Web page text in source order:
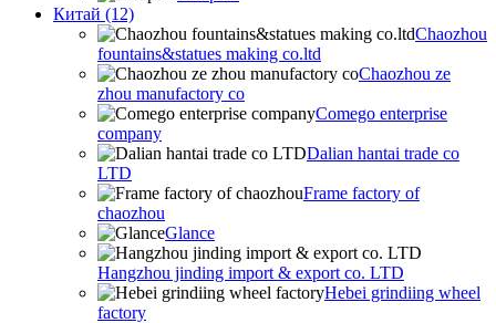
Китай (12)
Chaozhou
fountains&statues making co.ltd
Chaozhou ze
zhou manufactory co
Comego enterprise
company
Dalian hantai trade co
LTD
Frame factory of
chaozhou
Glance
Hangzhou jinding import & export co. LTD
Hebei grindiing wheel
factory